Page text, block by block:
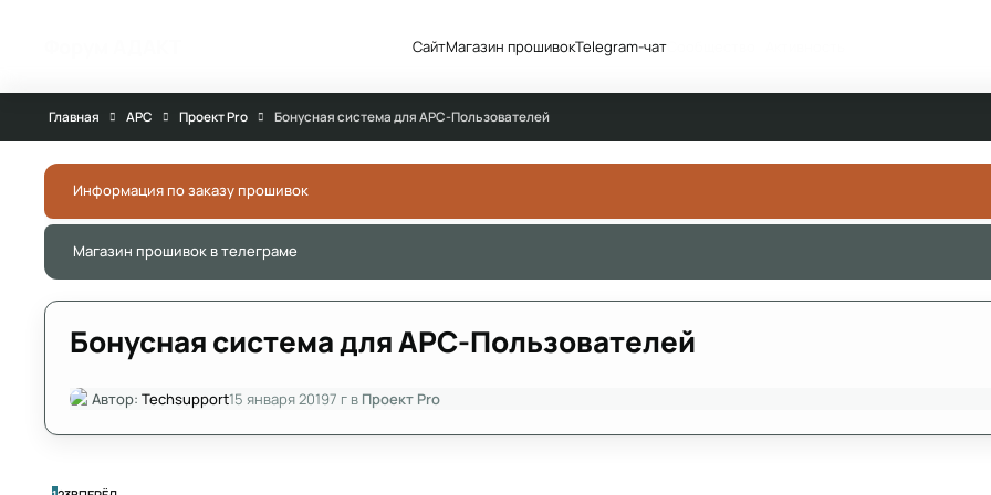
СайтМагазин прошивокTelegram-чатСообщество
Главная APC Проект Pro Бонусная система для APC-Пользователей
Информация по заказу прошивок
Магазин прошивок в телеграме
Бонусная система для APC-Пользователей
Автор: Techsupport15 января 20197 гв Проект Pro